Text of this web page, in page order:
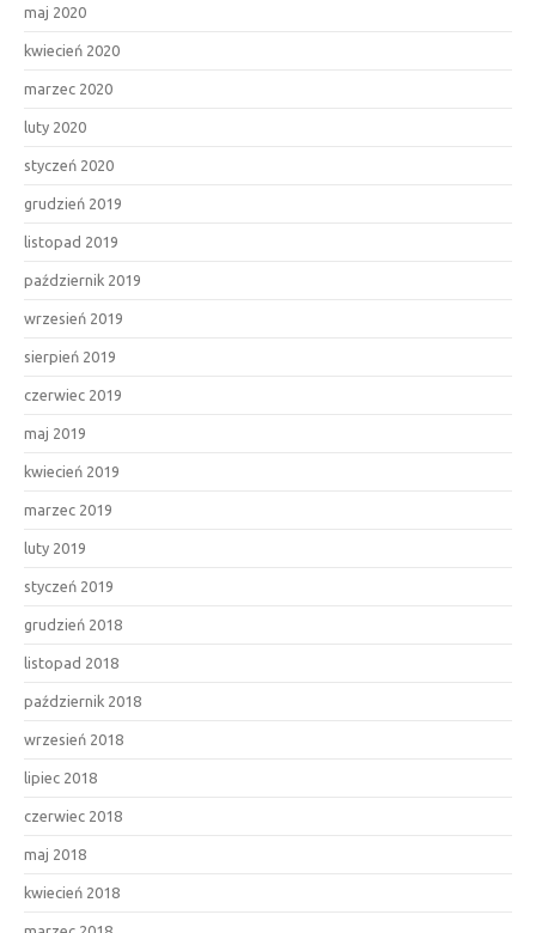
maj 2020
kwiecień 2020
marzec 2020
luty 2020
styczeń 2020
grudzień 2019
listopad 2019
październik 2019
wrzesień 2019
sierpień 2019
czerwiec 2019
maj 2019
kwiecień 2019
marzec 2019
luty 2019
styczeń 2019
grudzień 2018
listopad 2018
październik 2018
wrzesień 2018
lipiec 2018
czerwiec 2018
maj 2018
kwiecień 2018